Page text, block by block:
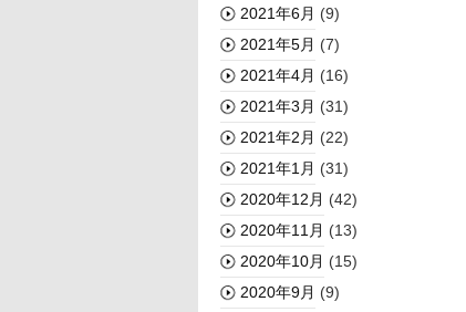
2021年6月 (9)
2021年5月 (7)
2021年4月 (16)
2021年3月 (31)
2021年2月 (22)
2021年1月 (31)
2020年12月 (42)
2020年11月 (13)
2020年10月 (15)
2020年9月 (9)